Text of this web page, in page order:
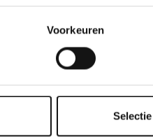
Voorkeuren
1